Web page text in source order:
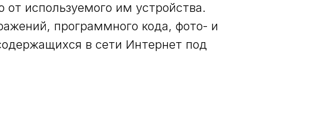
используемого им устройства.
программного кода, фото- и
в сети Интернет под